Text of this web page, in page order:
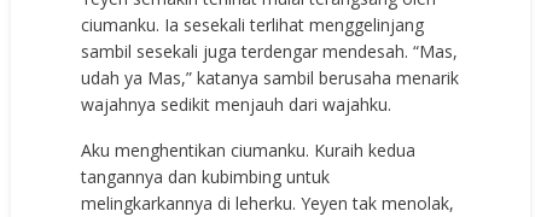
ciumanku. Ia sesekali terlihat menggelinjang
sambil sesekali juga terdengar mendesah. “Mas,
udah ya Mas,” katanya sambil berusaha menarik
wajahnya sedikit menjauh dari wajahku.
Aku menghentikan ciumanku. Kuraih kedua
tangannya dan kubimbing untuk
melingkarkannya di leherku. Yeyen tak menolak,